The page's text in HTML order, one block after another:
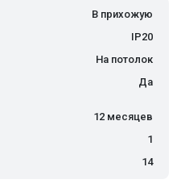
В прихожую
IP20
На потолок
Да
12 месяцев
1
14